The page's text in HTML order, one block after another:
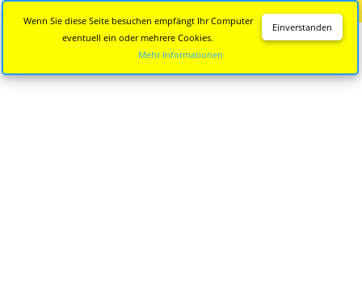
Einverstanden
Wenn Sie diese Seite besuchen empfängt Ihr Computer
eventuell ein oder mehrere Cookies.
Mehr Informationen